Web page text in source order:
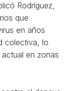
Rodríguez,
que
en años
colectiva, lo
en zonas